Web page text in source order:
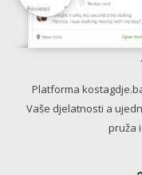
Platforma
Vaše djelatnosti a
pruža